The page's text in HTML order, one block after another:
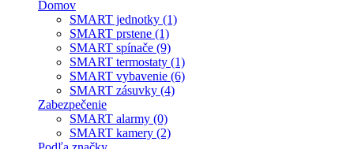
Domov
SMART jednotky (1)
SMART prstene (1)
SMART spínače (9)
SMART termostaty (1)
SMART vybavenie (6)
SMART zásuvky (4)
Zabezpečenie
SMART alarmy (0)
SMART kamery (2)